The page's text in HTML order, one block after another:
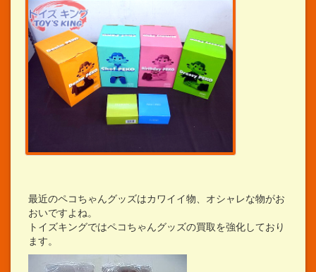
最近のペコちゃんグッズはカワイイ物、オシャレな物がお
おいですよね。
トイズキングではペコちゃんグッズの買取を強化しており
ます。